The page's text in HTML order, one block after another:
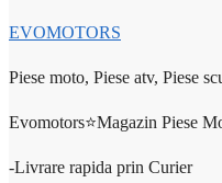
EVOMOTORS
Piese moto, Piese atv, Piese
Evomotors⭐️Magazin Piese
-Livrare rapida prin Curier